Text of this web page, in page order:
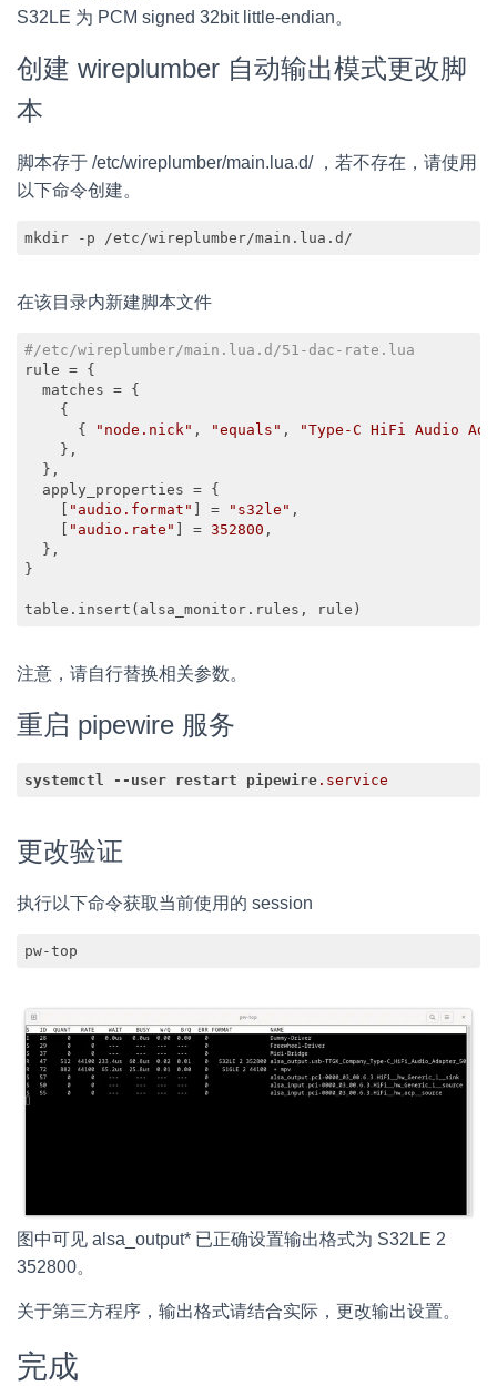
S32LE 为 PCM signed 32bit little-endian。
创建 wireplumber 自动输出模式更改脚
本
脚本存于 /etc/wireplumber/main.lua.d/ ，若不存在，请使用
以下命令创建。
mkdir -p /etc/wireplumber/main.lua.d/
在该目录内新建脚本文件
#/etc/wireplumber/main.lua.d/51-dac-rate.lua
rule = {
  matches = {
    {
      {
"node.nick" , "equals" ,
"Type-C HiFi Audio
    },
  },
  apply_properties = {
    [
"audio.format" ] = "s32le" ,
    [
"audio.rate" ] = 352800 ,
  },
}
table.insert(alsa_monitor.rules, rule)
注意，请自行替换相关参数。
重启 pipewire 服务
systemctl --user restart pipewire.service
更改验证
执行以下命令获取当前使用的 session
pw-top
图中可见 alsa_output* 已正确设置输出格式为 S32LE 2
352800。
关于第三方程序，输出格式请结合实际，更改输出设置。
完成